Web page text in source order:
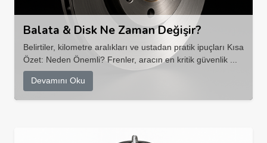
Balata & Disk Ne Zaman Değişir?
Belirtiler, kilometre aralıkları ve ustadan pratik ipuçları Kısa
Özet: Neden Önemli? Frenler, aracın en kritik güvenlik ...
Devamını Oku